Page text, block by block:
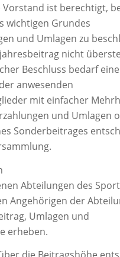
ist berechtigt,
wichtigen Grundes
und Umlagen zu
nicht
Beschluss bedarf
anwesenden
mit einfacher
und Umlagen
Sonderbeitrages
Abteilungen des
Angehörigen der
Umlagen und
erheben.